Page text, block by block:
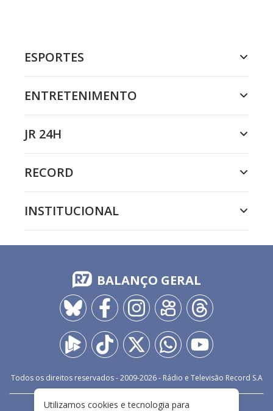
ESPORTES
ENTRETENIMENTO
JR 24H
RECORD
INSTITUCIONAL
BALANÇO GERAL
Todos os direitos reservados - 2009-2026- Rádio e Televisão Record S.A
Utilizamos cookies e tecnologia para